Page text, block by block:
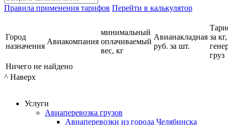
Правила применения тарифов Перейти в калькулятор
Город
назначения
Авиакомпания
минимальный
оплачиваемый
вес, кг
Авианакладная
руб. за шт.
за кг,
груз
Ничего не найдено
^ Наверх
Услуги
Авиаперевозка грузов
Авиаперевозки из города Челябинска